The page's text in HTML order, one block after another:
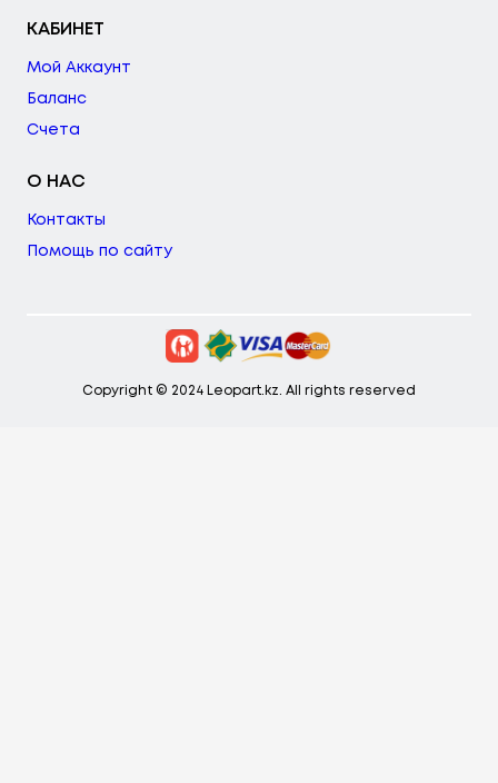
КАБИНЕТ
Мой Аккаунт
Баланс
Счета
О НАС
Контакты
Помощь по сайту
Copyright © 2024 Leopart.kz. All rights reserved